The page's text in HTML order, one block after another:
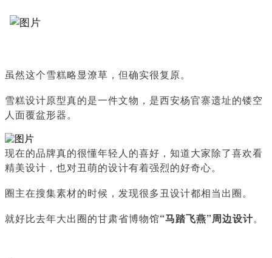
虽然这个雪糕略显潦草，但确实很复原。
雪糕设计原型真的是一件文物，是西安杨官寨遗址的镂空
人面覆盆形器。
现在的品牌真的很懂年轻人的喜好，知道大家除了喜欢看
精美设计，也对丑萌的设计有着强烈的好奇心。
圈主在搜集素材的时候，发现很多丑设计都相当出圈。
就好比去年大出圈的甘肃省博物馆“马踏飞燕”周边设计。